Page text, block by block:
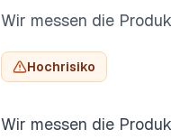
Wir messen die
Hochrisiko
Wir messen die